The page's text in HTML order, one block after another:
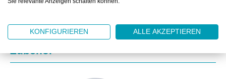
Zubehör
KONFIGURIEREN ALLE AKZEPTIEREN